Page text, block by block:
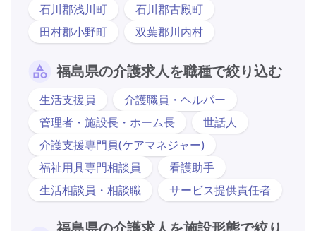
石川郡浅川町
石川郡古殿町
田村郡小野町
双葉郡川内村
福島県の介護求人を職種で絞り込む
生活支援員
介護職員・ヘルパー
管理者・施設長・ホーム長
世話人
介護支援専門員(ケアマネジャー)
福祉用具専門相談員
看護助手
生活相談員・相談職
サービス提供責任者